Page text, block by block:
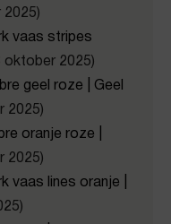
2025)
vaas stripes
oktober 2025)
geel roze | Geel
2025)
oranje roze |
2025)
vaas lines oranje |